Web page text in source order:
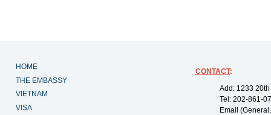
HOME
THE EMBASSY
VIETNAM
VISA
CONTACT:
Add: 1233
Tel: 202-861-
Email